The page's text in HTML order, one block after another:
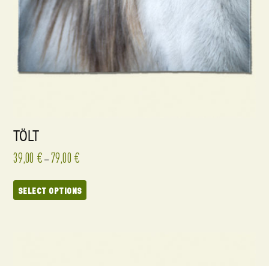
TÖLT
39,00 € –79,00 €
SELECT OPTIONS